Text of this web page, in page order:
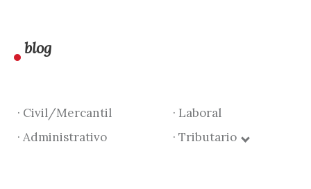
blog
· Civil/Mercantil
· Laboral
· Administrativo
· Tributario